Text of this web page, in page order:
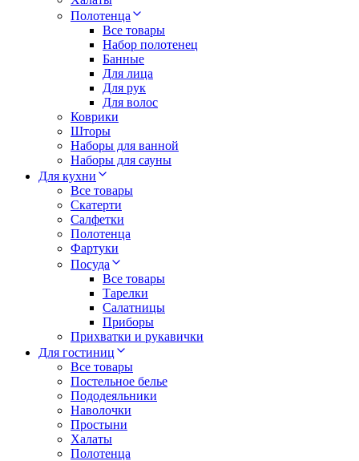
Полотенца
Все товары
Набор полотенец
Банные
Для лица
Для рук
Для волос
Коврики
Шторы
Наборы для ванной
Наборы для сауны
Для кухни
Все товары
Скатерти
Салфетки
Полотенца
Фартуки
Посуда
Все товары
Тарелки
Салатницы
Приборы
Прихватки и рукавички
Для гостиниц
Все товары
Постельное белье
Пододеяльники
Наволочки
Простыни
Халаты
Полотенца